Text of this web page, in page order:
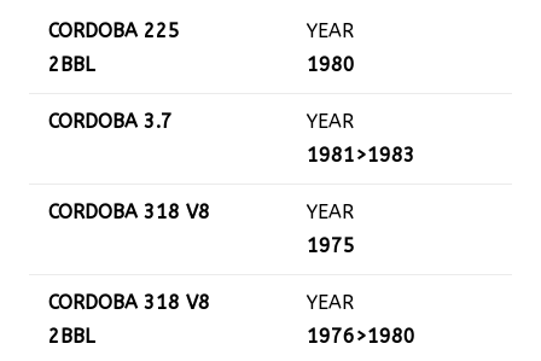
CORDOBA 225
2BBL
YEAR
1980
CORDOBA 3.7
YEAR
1981>1983
CORDOBA 318 V8
YEAR
1975
CORDOBA 318 V8
2BBL
YEAR
1976>1980